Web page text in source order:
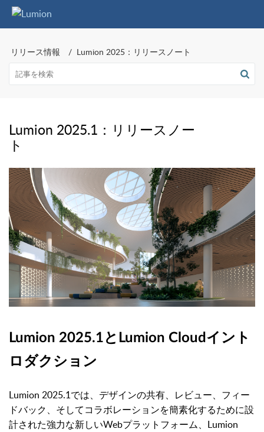
リリース情報 Lumion 2025：リリースノート
Lumion 2025.1：リリースノー
ト
Lumion 2025.1とLumion Cloudイント
ロダクション
Lumion 2025.1では、デザインの共有、レビュー、フィー
ドバック、そしてコラボレーションを簡素化するために設
計された強力な新しいWebプラットフォーム、Lumion